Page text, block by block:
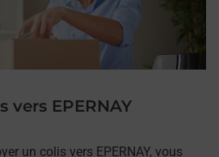
vers EPERNAY
un colis vers EPERNAY, vous